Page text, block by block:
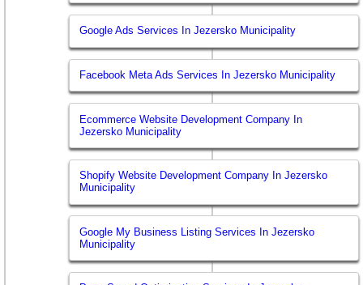
Google Ads Services In Jezersko Municipality
Facebook Meta Ads Services In Jezersko Municipality
Ecommerce Website Development Company In
Jezersko Municipality
Shopify Website Development Company In Jezersko
Municipality
Google My Business Listing Services In Jezersko
Municipality